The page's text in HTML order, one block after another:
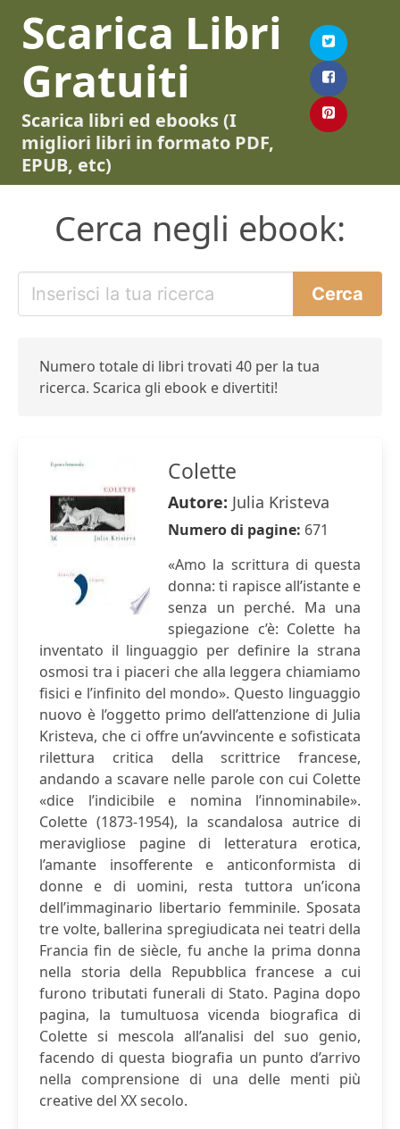
Scarica Libri
Gratuiti
Scarica libri ed ebooks (I
migliori libri in formato PDF,
EPUB, etc)
Cerca negli ebook:
Numero totale di libri trovati 40 per la tua
ricerca. Scarica gli ebook e divertiti!
Colette
Autore: Julia Kristeva
Numero di pagine: 671
«Amo la scrittura di questa
donna: ti rapisce all’istante e
senza un perché. Ma una
spiegazione c’è: Colette ha
inventato il linguaggio per definire la strana
osmosi tra i piaceri che alla leggera chiamiamo
fisici e l’infinito del mondo». Questo linguaggio
nuovo è l’oggetto primo dell’attenzione di Julia
Kristeva, che ci offre un’avvincente e sofisticata
rilettura critica della scrittrice francese,
andando a scavare nelle parole con cui Colette
«dice l’indicibile e nomina l’innominabile».
Colette (1873-1954), la scandalosa autrice di
meravigliose pagine di letteratura erotica,
l’amante insofferente e anticonformista di
donne e di uomini, resta tuttora un’icona
dell’immaginario libertario femminile. Sposata
tre volte, ballerina spregiudicata nei teatri della
Francia fin de siècle, fu anche la prima donna
nella storia della Repubblica francese a cui
furono tributati funerali di Stato. Pagina dopo
pagina, la tumultuosa vicenda biografica di
Colette si mescola all’analisi del suo genio,
facendo di questa biografia un punto d’arrivo
nella comprensione di una delle menti più
creative del XX secolo.